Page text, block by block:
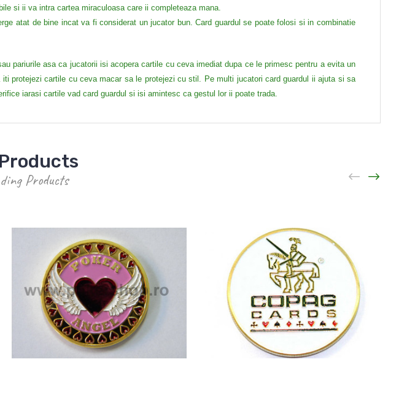
si ii va intra cartea miraculoasa care ii completeaza mana.
atat de bine incat va fi considerat un jucator bun.Card guardul se poate folosi si in combinatie
pariurile asa ca jucatorii isi acopera cartile cu ceva imediat dupa ce le primesc pentru a evita un
protejezi cartile cu ceva macar sa le protejezi cu stil. Pe multi jucatori card guardul ii ajuta si sa
iarasi cartile vad card guardul si isi amintesc ca gestul lor ii poate trada.
Products